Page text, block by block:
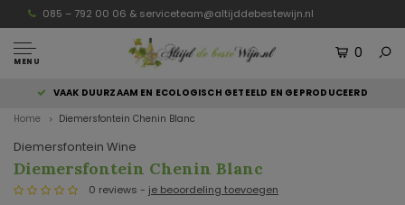
085 – 792 00 06 & serviceteam@altijddebestewijn.nl
MENU
0
VAAK DUURZAAM EN ECOLOGISCH GETEELD EN GEPRODUCEERD
Home Diemersfontein Chenin Blanc
Diemersfontein Wine
Diemersfontein Chenin Blanc
0 reviews - je beoordeling toevoegen